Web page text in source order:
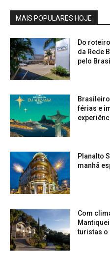
MAIS POPULARES HOJE
Do
da Rede
pelo Brasil
férias e
Planalto
manhã
Com
turistas o